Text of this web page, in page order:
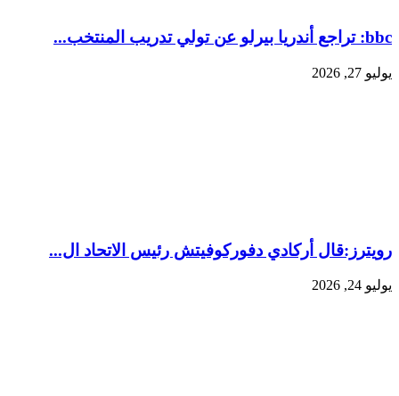
bbc: تراجع أندريا بيرلو عن تولي تدريب المنتخب...
يوليو 27, 2026
رويترز:‏قال أركادي دفوركوفيتش رئيس الاتحاد ال...
يوليو 24, 2026